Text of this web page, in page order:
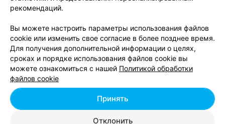
Написать в поддержку
Связаться по вопросам сотрудничества
Написать руководителю relax.by
Обработка персональных данных
рекомендаций.
Вы можете настроить параметры использования файлов
cookie или изменить свое согласие в более позднее время.
Для получения дополнительной информации о целях,
сроках и порядке использования файлов cookie вы
можете ознакомиться с нашей Политикой обработки
файлов cookie
Отклонить
Принять